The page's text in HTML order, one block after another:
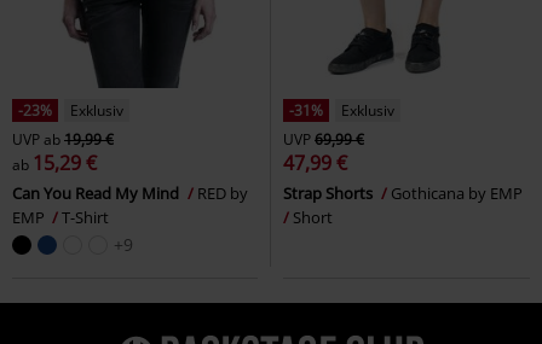
-23%
Exklusiv
UVPab19,99 €
ab 15,29 €
Can You Read My Mind
RED by
EMP
T-Shirt
+9
-31%
Exklusiv
UVP69,99 €
47,99 €
Strap Shorts
Gothicana by EMP
Short